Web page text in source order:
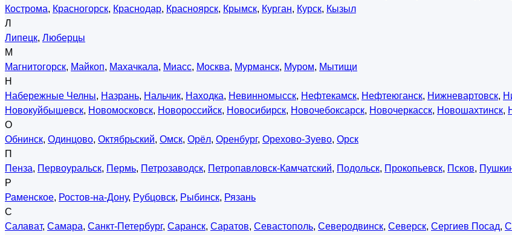
Кострома, Красногорск, Краснодар, Красноярск, Крымск, Курган, Курск, Кызыл
Л
Липецк, Люберцы
М
Магнитогорск, Майкоп, Махачкала, Миасс, Москва, Мурманск, Муром, Мытищи
Н
Набережные Челны, Назрань, Нальчик, Находка, Невинномысск, Нефтекамск, Нефтеюганск, Нижневартовск,
Новокуйбышевск, Новомосковск, Новороссийск, Новосибирск, Новочебоксарск, Новочеркасск, Новошахтинск,
О
Обнинск, Одинцово, Октябрьский, Омск, Орёл, Оренбург, Орехово-Зуево, Орск
П
Пенза, Первоуральск, Пермь, Петрозаводск, Петропавловск-Камчатский, Подольск, Прокопьевск, Псков,
Р
Раменское, Ростов-на-Дону, Рубцовск, Рыбинск, Рязань
С
Салават, Самара, Санкт-Петербург, Саранск, Саратов, Севастополь, Северодвинск, Северск, Сергиев Посад,